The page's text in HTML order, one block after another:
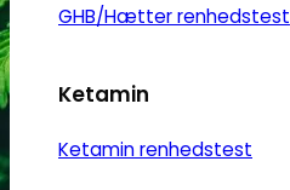
GHB/Hætter renhedstest
Ketamin
Ketamin renhedstest
kan
vælges
på